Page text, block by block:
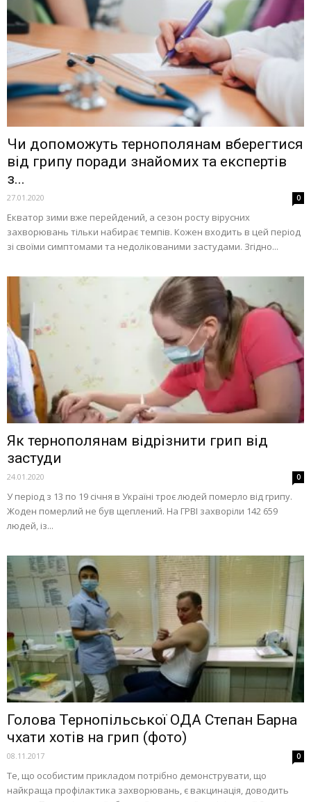
Чи допоможуть тернополянам вберегтися
від грипу поради знайомих та експертів
з...
27.01.2020 0
Екватор зими вже перейдений, а сезон росту вірусних
захворювань тільки набирає темпів. Кожен входить в цей період
зі своїми симптомами та недолікованими застудами. Згідно...
Як тернополянам відрізнити грип від
застуди
24.01.2020 0
У період з 13 по 19 січня в Україні троє людей померло від грипу.
Жоден померлий не був щеплений. На ГРВІ захворіли 142 659
людей, із...
Голова Тернопільської ОДА Степан Барна
чхати хотів на грип (фото)
08.11.2017 0
Те, що особистим прикладом потрібно демонструвати, що
найкраща профілактика захворювань, є вакцинація, доводить